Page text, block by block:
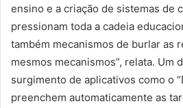
ensino e a criação de sistemas de
pressionam toda a cadeia
também mecanismos de burlar as
mesmos mecanismos”, relata. Um
surgimento de aplicativos como o
preenchem automaticamente as